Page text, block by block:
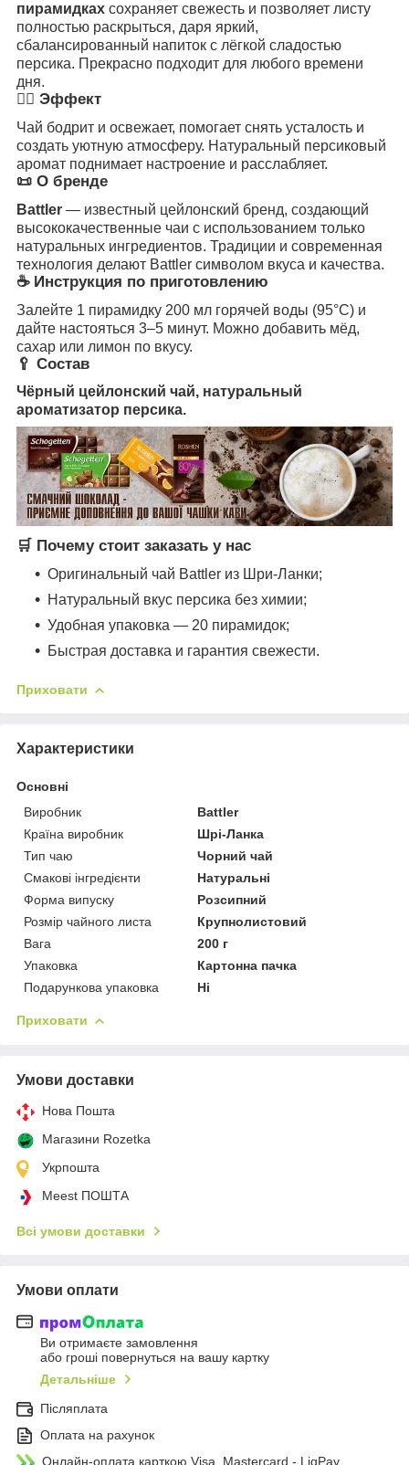
пирамидках сохраняет свежесть и позволяет листу
полностью раскрыться, даря яркий,
сбалансированный напиток с лёгкой сладостью
персика. Прекрасно подходит для любого времени
дня.
🧘‍♂️ Эффект
Чай бодрит и освежает, помогает снять усталость и
создать уютную атмосферу. Натуральный персиковый
аромат поднимает настроение и расслабляет.
📜 О бренде
Battler — известный цейлонский бренд, создающий
высококачественные чаи с использованием только
натуральных ингредиентов. Традиции и современная
технология делают Battler символом вкуса и качества.
☕ Инструкция по приготовлению
Залейте 1 пирамидку 200 мл горячей воды (95°C) и
дайте настояться 3–5 минут. Можно добавить мёд,
сахар или лимон по вкусу.
🥄 Состав
Чёрный цейлонский чай, натуральный
ароматизатор персика.
🛒 Почему стоит заказать у нас
Оригинальный чай Battler из Шри-Ланки;
Натуральный вкус персика без химии;
Удобная упаковка — 20 пирамидок;
Быстрая доставка и гарантия свежести.
Приховати
Характеристики
Основні
Виробник
Battler
Країна виробник
Шрі-Ланка
Тип чаю
Чорний чай
Смакові інгредієнти
Натуральні
Форма випуску
Розсипний
Розмір чайного листа
Крупнолистовий
Вага
200 г
Упаковка
Картонна пачка
Подарункова упаковка
Ні
Приховати
Умови доставки
Нова Пошта
Магазини Rozetka
Укрпошта
Meest ПОШТА
Всі умови доставки
Умови оплати
Ви отримаєте замовлення
або гроші повернуться на вашу картку
Детальніше
Післяплата
Оплата на рахунок
Онлайн-оплата карткою Visa, Mastercard - LiqPay